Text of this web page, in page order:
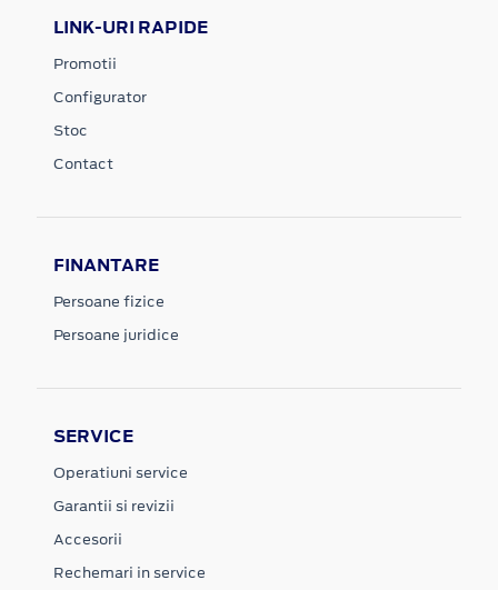
LINK-URI RAPIDE
Promotii
Configurator
Stoc
Contact
FINANTARE
Persoane fizice
Persoane juridice
SERVICE
Operatiuni service
Garantii si revizii
Accesorii
Rechemari in service